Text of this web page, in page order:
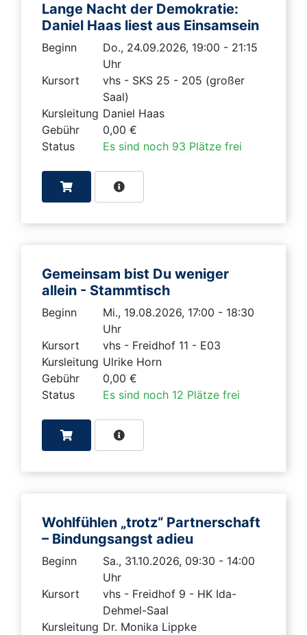
Lange Nacht der Demokratie:
Daniel Haas liest aus Einsamsein
Beginn
Do., 24.09.2026, 19:00 - 21:15
Uhr
Kursort
vhs - SKS 25 - 205 (großer
Saal)
Kursleitung Daniel Haas
Gebühr
0,00 €
Status
Es sind noch 93 Plätze frei
Gemeinsam bist Du weniger
allein - Stammtisch
Beginn
Mi., 19.08.2026, 17:00 - 18:30
Uhr
Kursort
vhs - Freidhof 11 - E03
Kursleitung Ulrike Horn
Gebühr
0,00 €
Status
Es sind noch 12 Plätze frei
Wohlfühlen „trotz“ Partnerschaft
– Bindungsangst adieu
Beginn
Sa., 31.10.2026, 09:30 - 14:00
Uhr
Kursort
vhs - Freidhof 9 - HK Ida-
Dehmel-Saal
Kursleitung Dr. Monika Lippke